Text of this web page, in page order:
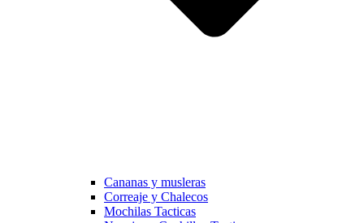
Cananas y musleras
Correaje y Chalecos
Mochilas Tacticas